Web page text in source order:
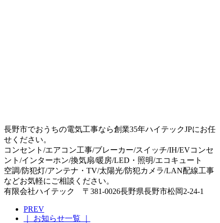
長野市でおうちの電気工事なら創業35年ハイテックJPにお任
せください。
コンセント/エアコン工事/ブレーカー/スイッチ/IH/EVコンセ
ント/インターホン/換気扇/暖房/LED・照明/エコキュート
空調/防犯灯/アンテナ・TV/太陽光/防犯カメラ/LAN配線工事
などお気軽にご相談ください。
有限会社ハイテック 〒381-0026長野県長野市松岡2-24-1
PREV
｜ お知らせ一覧 ｜